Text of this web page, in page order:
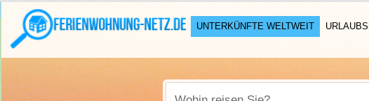
UNTERKÜNFTE WELTWEIT